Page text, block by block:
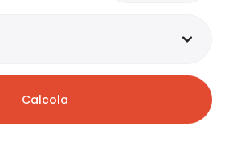
Calcola